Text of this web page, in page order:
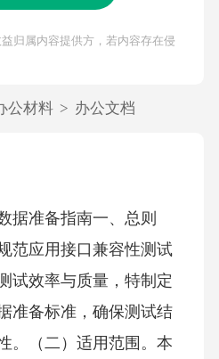
归属内容提供方，若内容存在侵
公材料 > 办公文档
据准备指南一、总则
范应用接口兼容性测试
试效率与质量，特制定
准备标准，确保测试结
。（二）适用范围。本